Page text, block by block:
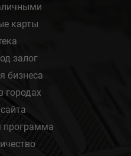
карты
залог
бизнеса
городах
программа